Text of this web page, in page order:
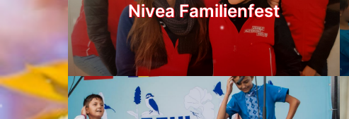
Nivea Familienfest